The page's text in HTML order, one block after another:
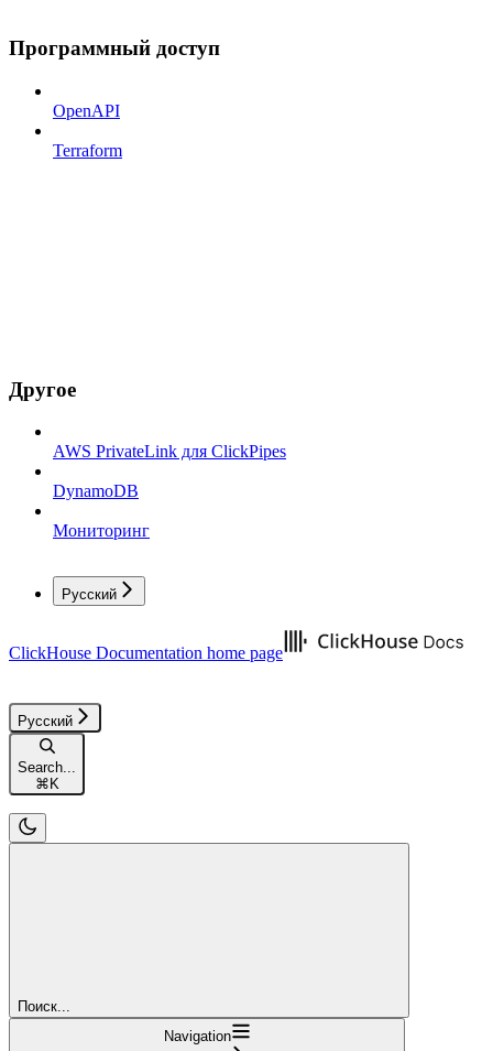
Программный доступ
OpenAPI
Terraform
Другое
AWS PrivateLink для ClickPipes
DynamoDB
Мониторинг
Русский
ClickHouse Documentation home page
Русский
Search...
⌘ K
Поиск...
Navigation